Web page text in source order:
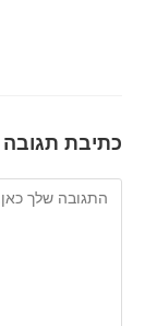
כתיבת תגובה